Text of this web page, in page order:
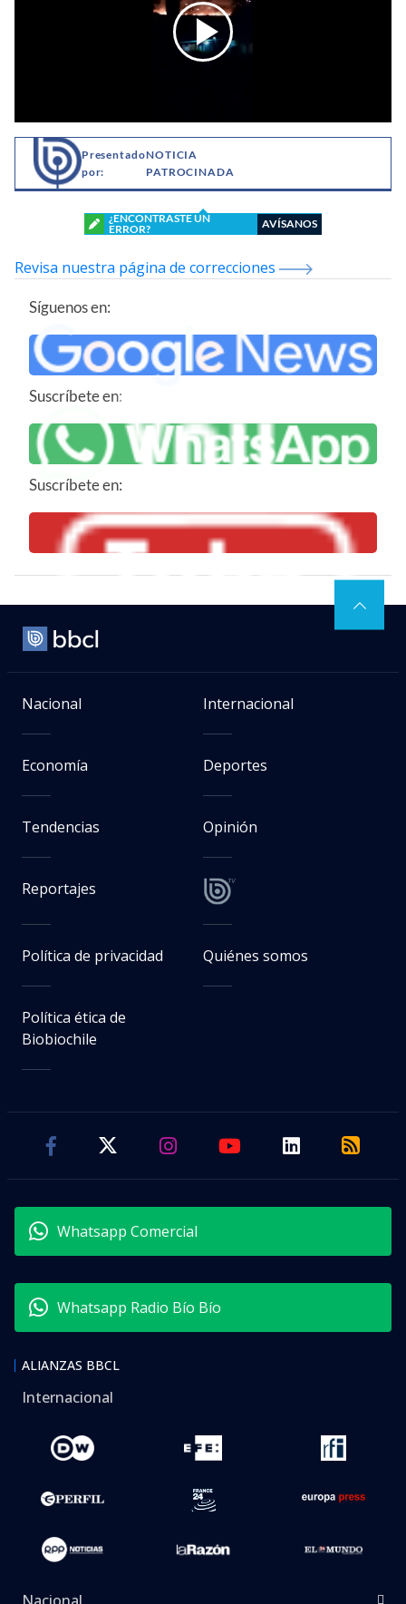
Presentado
por:
NOTICIA
PATROCINADA
¿ENCONTRASTE UN
ERROR?
AVÍSANOS
Revisa nuestra página de correcciones
Síguenos en:
Suscríbete en:
Suscríbete en:
Nacional Internacional
Economía Deportes
Tendencias Opinión
Reportajes
Política de privacidad Quiénes somos
Política ética de
Biobiochile
Whatsapp Comercial
Whatsapp Radio Bío Bío
ALIANZAS BBCL
Internacional